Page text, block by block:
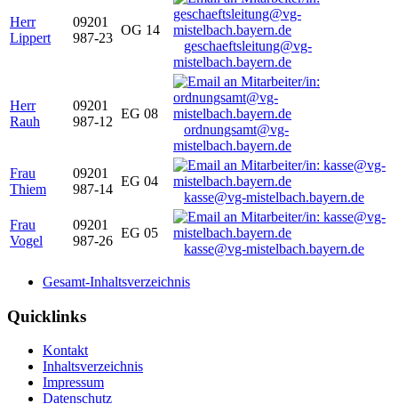
Herr
Lippert
09201
987-23
OG 14
geschaeftsleitung@vg-
mistelbach.bayern.de
Herr
Rauh
09201
987-12
EG 08
ordnungsamt@vg-
mistelbach.bayern.de
Frau
Thiem
09201
987-14
EG 04
kasse@vg-mistelbach.bayern.de
Frau
Vogel
09201
987-26
EG 05
kasse@vg-mistelbach.bayern.de
Gesamt-Inhaltsverzeichnis
Quicklinks
Kontakt
Inhaltsverzeichnis
Impressum
Datenschutz